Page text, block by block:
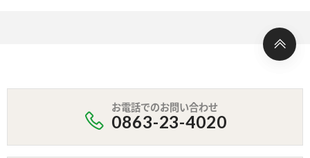
お電話でのお問い合わせ
0863-23-4020